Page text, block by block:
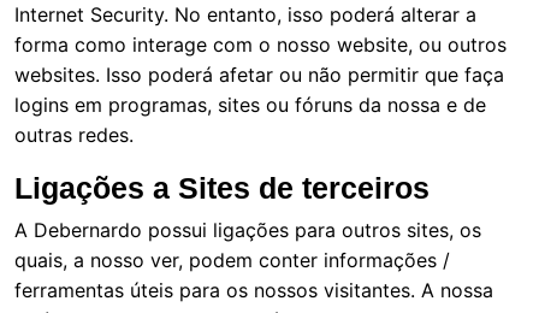
Internet Security. No entanto, isso poderá alterar a
forma como interage com o nosso website, ou outros
websites. Isso poderá afetar ou não permitir que faça
logins em programas, sites ou fóruns da nossa e de
outras redes.
Ligações a Sites de terceiros
A Debernardo possui ligações para outros sites, os
quais, a nosso ver, podem conter informações /
ferramentas úteis para os nossos visitantes. A nossa